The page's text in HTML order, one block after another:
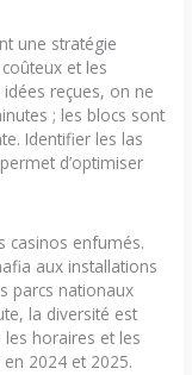
une stratégie
et les
reçues, on ne
; les blocs sont
Identifier les las
d’optimiser
casinos enfumés.
aux installations
parcs nationaux
la diversité est
les horaires et les
2024 et 2025.